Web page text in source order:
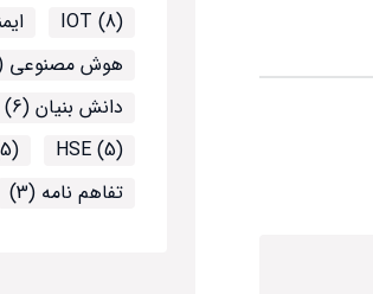
IOT (8)
هوش مصنوعی
دانش بنیان (6)
HSE (5)
تفاهم نامه (3)